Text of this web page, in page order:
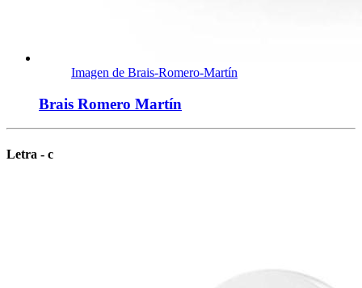
Imagen de Brais-Romero-Martín
Brais Romero Martín
Letra - c